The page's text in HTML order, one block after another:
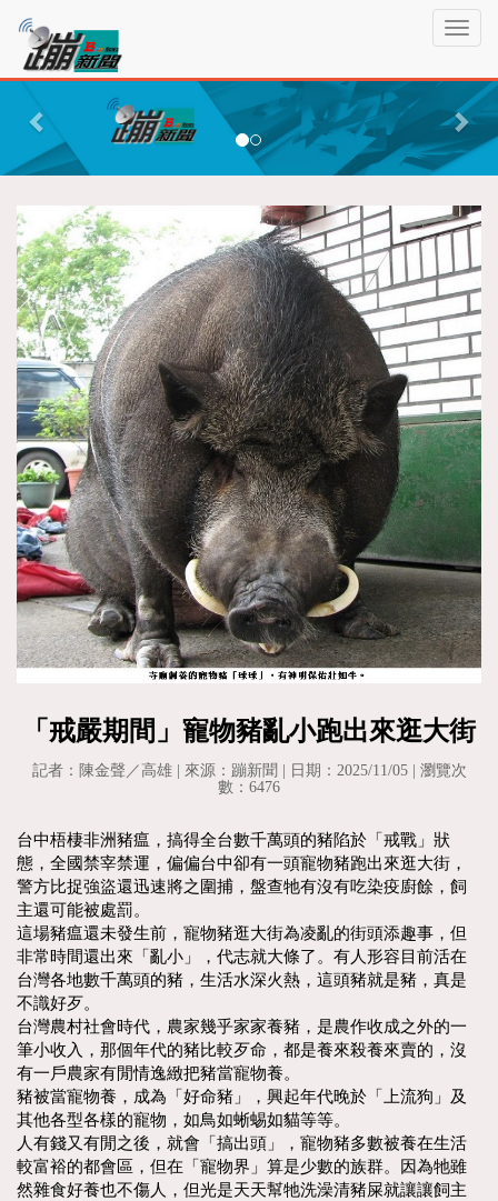
T
g
l
e
v
t
i
o
n
蹦
新
聞P
r
v
o
u
s
N
e
x
t
「戒嚴期間」寵物豬亂小跑出來逛大街
記者：陳金聲／高雄 | 來源：蹦新聞 | 日期：2025/11/05 | 瀏覽次
數：6476
台中梧棲非洲豬瘟，搞得全台數千萬頭的豬陷於「戒戰」狀
態，全國禁宰禁運，偏偏台中卻有一頭寵物豬跑出來逛大街，
警方比捉強盜還迅速將之圍捕，盤查牠有沒有吃染疫廚餘，飼
主還可能被處罰。
這場豬瘟還未發生前，寵物豬逛大街為凌亂的街頭添趣事，但
非常時間還出來「亂小」，代志就大條了。有人形容目前活在
台灣各地數千萬頭的豬，生活水深火熱，這頭豬就是豬，真是
不識好歹。
台灣農村社會時代，農家幾乎家家養豬，是農作收成之外的一
筆小收入，那個年代的豬比較歹命，都是養來殺養來賣的，沒
有一戶農家有閒情逸緻把豬當寵物養。
豬被當寵物養，成為「好命豬」，興起年代晚於「上流狗」及
其他各型各樣的寵物，如鳥如蜥蜴如貓等等。
人有錢又有閒之後，就會「搞出頭」，寵物豬多數被養在生活
較富裕的都會區，但在「寵物界」算是少數的族群。因為牠雖
然雜食好養也不傷人，但光是天天幫牠洗澡清豬屎就讓讓飼主